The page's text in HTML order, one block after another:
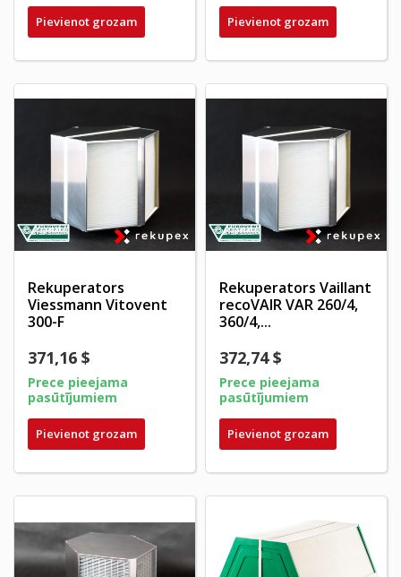
Pievienot grozam Pievienot grozam
Rekuperators
Viessmann Vitovent
300-F
371,16 $
Prece pieejama
pasūtījumiem
Pievienot grozam
Rekuperators Vaillant
recoVAIR VAR 260/4,
360/4,...
372,74 $
Prece pieejama
pasūtījumiem
Pievienot grozam